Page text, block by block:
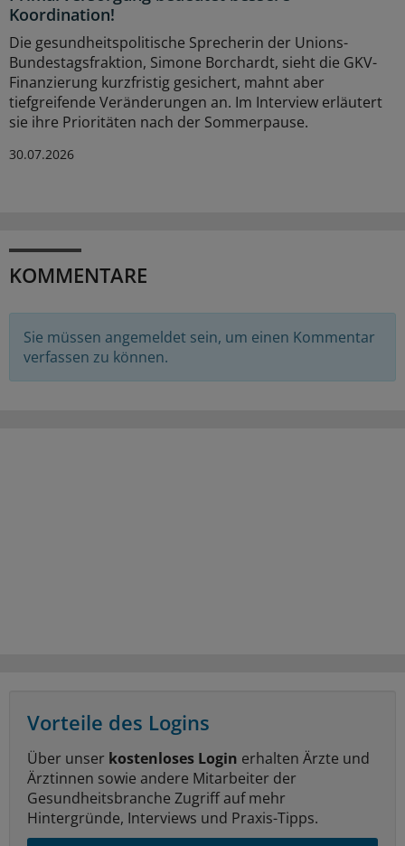
Koordination!
Die gesundheitspolitische Sprecherin der Unions-
Bundestagsfraktion, Simone Borchardt, sieht die GKV-
Finanzierung kurzfristig gesichert, mahnt aber
tiefgreifende Veränderungen an. Im Interview erläutert
sie ihre Prioritäten nach der Sommerpause.
30.07.2026
KOMMENTARE
Sie müssen angemeldet sein, um einen Kommentar
verfassen zu können.
Vorteile des Logins
Über unser kostenloses Login erhalten Ärzte und
Ärztinnen sowie andere Mitarbeiter der
Gesundheitsbranche Zugriff auf mehr
Hintergründe, Interviews und Praxis-Tipps.